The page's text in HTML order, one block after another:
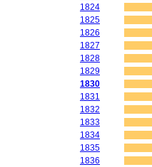
1824
1825
1826
1827
1828
1829
1830
1831
1832
1833
1834
1835
1836